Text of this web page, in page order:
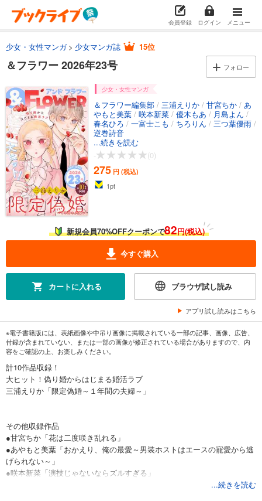
会員登録 ログイン メニュー
少女・女性マンガ 少女マンガ誌 15位
＆フラワー 2026年23号 フォロー
少女・女性マンガ
＆フラワー編集部 / 三浦えりか / 甘宮ちか / あ
やもと美葉 / 咲本新菜 / 優木もあ / 月島よん /
春名ひろ / 一富士こも / ちろりん / 三つ葉優雨 /
逆巻詩音
...続きを読む
-
(0)
275 円 (税込)
1pt
新規会員70%OFFクーポンで82円(税込)
今すぐ購入
カートに入れる ブラウザ試し読み
アプリ試し読みはこちら
※電子書籍版には、表紙画像や中吊り画像に掲載されている一部の記事、画像、広告、
付録が含まれていない、または一部の画像が修正されている場合がありますので、内
容をご確認の上、お楽しみください。
計10作品収録！
大ヒット！偽り婚からはじまる婚活ラブ
三浦えりか「限定偽婚～１年間の夫婦～」
その他収録作品
●甘宮ちか「花は二度咲き乱れる」
●あやもと美葉「おかえり、俺の最愛～男装ホストはエースの寵愛から逃
げられない～」
●咲本新菜「演技じゃないならズルすぎる」
...続きを読む